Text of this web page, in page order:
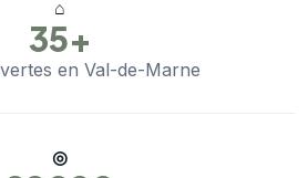
⌂
35+
en Val-de-Marne
◎